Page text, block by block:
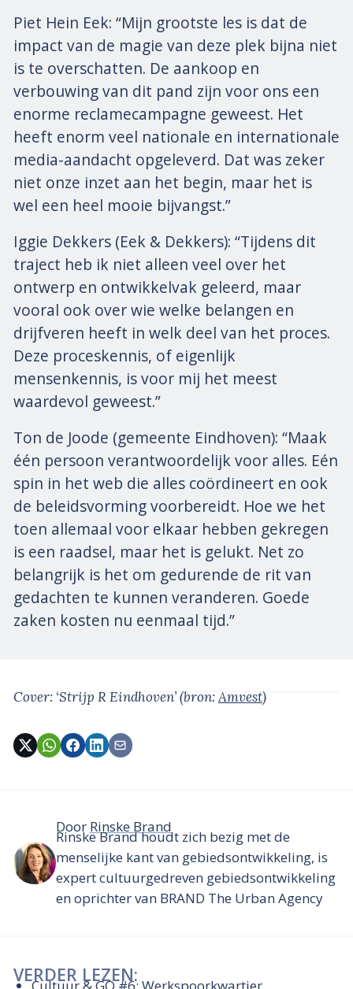
Piet Hein Eek: “Mijn grootste les is dat de
impact van de magie van deze plek bijna niet
is te overschatten. De aankoop en
verbouwing van dit pand zijn voor ons een
enorme reclamecampagne geweest. Het
heeft enorm veel nationale en internationale
media-aandacht opgeleverd. Dat was zeker
niet onze inzet aan het begin, maar het is
wel een heel mooie bijvangst.”
Iggie Dekkers (Eek & Dekkers): “Tijdens dit
traject heb ik niet alleen veel over het
ontwerp en ontwikkelvak geleerd, maar
vooral ook over wie welke belangen en
drijfveren heeft in welk deel van het proces.
Deze proceskennis, of eigenlijk
mensenkennis, is voor mij het meest
waardevol geweest.”
Ton de Joode (gemeente Eindhoven): “Maak
één persoon verantwoordelijk voor alles. Eén
spin in het web die alles coördineert en ook
de beleidsvorming voorbereidt. Hoe we het
toen allemaal voor elkaar hebben gekregen
is een raadsel, maar het is gelukt. Net zo
belangrijk is het om gedurende de rit van
gedachten te kunnen veranderen. Goede
zaken kosten nu eenmaal tijd.”
Cover: ‘Strijp R Eindhoven’(bron:Amvest)
Door Rinske Brand
Rinske Brand houdt zich bezig met de
menselijke kant van gebiedsontwikkeling, is
expert cultuurgedreven gebiedsontwikkeling
en oprichter van BRAND The Urban Agency
VERDER LEZEN: